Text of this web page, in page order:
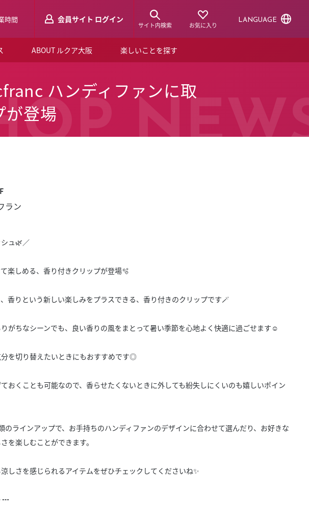
時間 会員サイト ログイン
サイト内検索 お気に入り
LANGUAGE
ABOUT ルクア大阪
会員登録はこちらから！
クア大阪について
よくあるご質問
ブライダルクラブ
クア大阪イベントホール
楽しいことを探す
ショップニュース
ハンディファンに取
が登場
ラン
ュ🌿／
楽しめる、香り付きクリップが登場🫧
香りという新しい楽しみをプラスできる、香り付きのクリップです🪄
がちなシーンでも、良い香りの風をまとって暑い季節を心地よく快適に過ごせます☺️
を切り替えたいときにもおすすめです◎
おくことも可能なので、香らせたくないときに外しても紛失しにくいのも嬉しいポイン
のラインアップで、お手持ちのハンディファンのデザインに合わせて選んだり、お好きな
を楽しむことができます。
しさを感じられるアイテムをぜひチェックしてくださいね✨
┅